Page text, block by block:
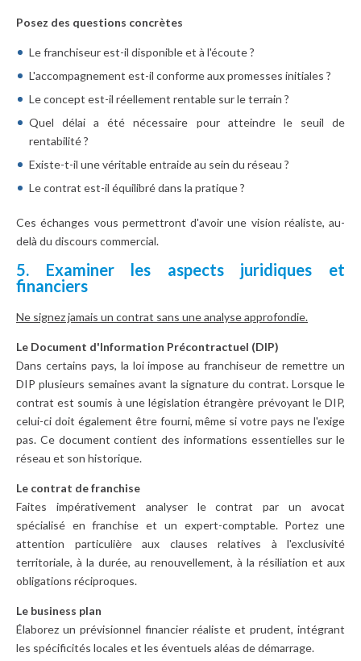
Posez des questions concrètes
Le franchiseur est-il disponible et à l'écoute ?
L'accompagnement est-il conforme aux promesses initiales ?
Le concept est-il réellement rentable sur le terrain ?
Quel délai a été nécessaire pour atteindre le seuil de
rentabilité ?
Existe-t-il une véritable entraide au sein du réseau ?
Le contrat est-il équilibré dans la pratique ?
Ces échanges vous permettront d'avoir une vision réaliste, au-
delà du discours commercial.
5. Examiner les aspects juridiques et
financiers
Ne signez jamais un contrat sans une analyse approfondie.
Le Document d'Information Précontractuel (DIP)
Dans certains pays, la loi impose au franchiseur de remettre un
DIP plusieurs semaines avant la signature du contrat. Lorsque le
contrat est soumis à une législation étrangère prévoyant le DIP,
celui-ci doit également être fourni, même si votre pays ne l'exige
pas. Ce document contient des informations essentielles sur le
réseau et son historique.
Le contrat de franchise
Faites impérativement analyser le contrat par un avocat
spécialisé en franchise et un expert-comptable. Portez une
attention particulière aux clauses relatives à l'exclusivité
territoriale, à la durée, au renouvellement, à la résiliation et aux
obligations réciproques.
Le business plan
Élaborez un prévisionnel financier réaliste et prudent, intégrant
les spécificités locales et les éventuels aléas de démarrage.